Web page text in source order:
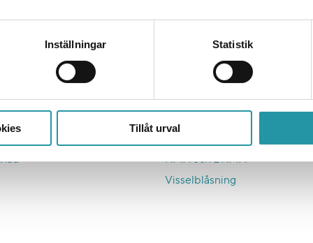
Inställningar Statistik
Tillåt urval
Ett hållbart bygge
Färdplan 2045
KMA och BKMA
Visselblåsning